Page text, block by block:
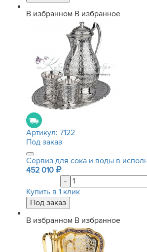
В избранном В избранное
Артикул: 7122
Под заказ
Сервиз для сока и воды в
452 010
-
Купить в 1 клик
В избранном В избранное